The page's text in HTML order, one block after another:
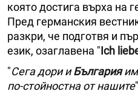
която достига върха на
Пред германския
разкри, че подготвя и
език, озаглавена "Ich
"Сега дори иБългария
по-стойностна от нашите